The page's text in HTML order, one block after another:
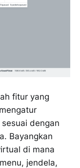
fitur yang
dengan
Bayangkan
di mana
jendela,